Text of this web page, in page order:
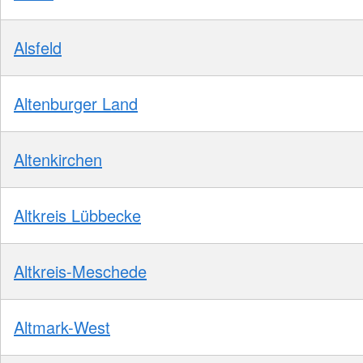
Alsfeld
Altenburger Land
Altenkirchen
Altkreis Lübbecke
Altkreis-Meschede
Altmark-West